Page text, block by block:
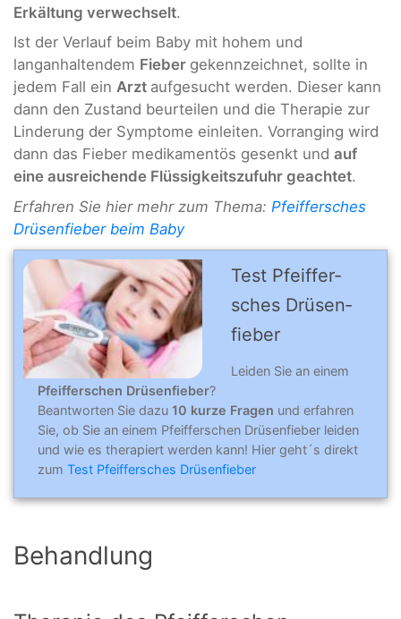
Erkältung verwechselt.
Ist der Verlauf beim Baby mit hohem und
langanhaltendem Fieber gekennzeichnet, sollte in
jedem Fall ein Arzt aufgesucht werden. Dieser kann
dann den Zustand beurteilen und die Therapie zur
Linderung der Symptome einleiten. Vorranging wird
dann das Fieber medikamentös gesenkt und auf
eine ausreichende Flüssigkeitszufuhr geachtet.
Erfahren Sie hier mehr zum Thema: Pfeiffersches
Drüsenfieber beim Baby
Test Pfeiffer­
sches Drü­sen­
fieber
Leiden Sie an einem
Pfeifferschen Drüsenfieber?
Beantworten Sie dazu 10 kurze Fragen und erfahren
Sie, ob Sie an einem Pfeifferschen Drüsenfieber leiden
und wie es therapiert werden kann! Hier geht´s direkt
zum Test Pfeiffersches Drüsenfieber
Behandlung